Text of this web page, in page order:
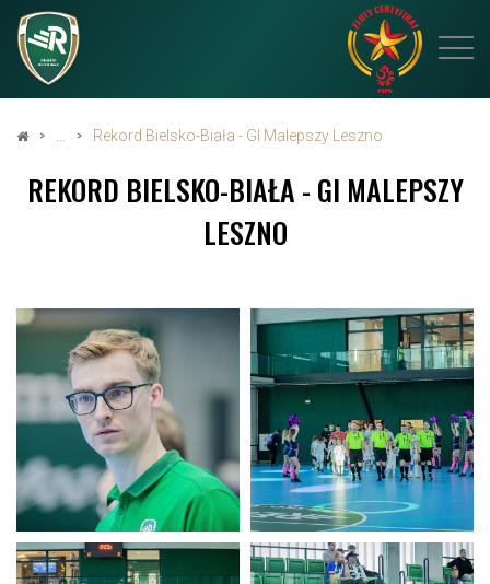
Rekord Bielsko-Biała - GI Malepszy Leszno
REKORD BIELSKO-BIAŁA - GI MALEPSZY
LESZNO